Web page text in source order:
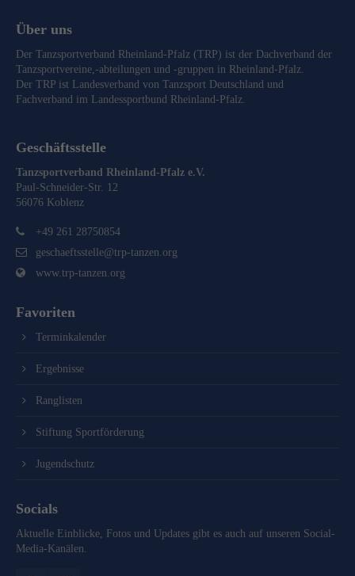
Über uns
Der Tanzsportverband Rheinland-Pfalz (TRP) ist der Dachverband der
Tanzsportvereine,-abteilungen und -gruppen in Rheinland-Pfalz.
Der TRP ist Landesverband von Tanzsport Deutschland und
Fachverband im Landessportbund Rheinland-Pfalz.
Geschäftsstelle
Tanzsportverband Rheinland-Pfalz e.V.
Paul-Schneider-Str. 12
56076 Koblenz
+49 261 28750854
geschaeftsstelle@trp-tanzen.org
www.trp-tanzen.org
Favoriten
Terminkalender
Ergebnisse
Ranglisten
Stiftung Sportförderung
Jugendschutz
Socials
Aktuelle Einblicke, Fotos und Updates gibt es auch auf unseren Social-
Media-Kanälen.